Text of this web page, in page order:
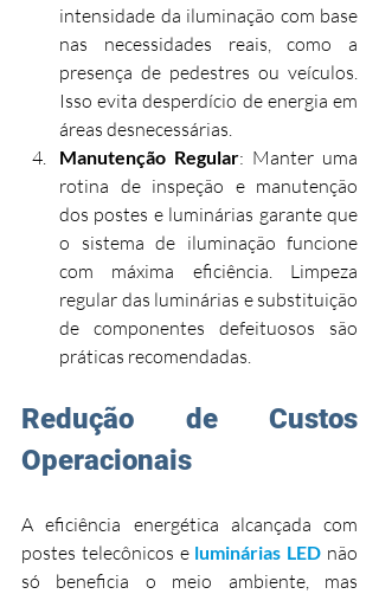
intensidade da iluminação com base
nas necessidades reais, como a
presença de pedestres ou veículos.
Isso evita desperdício de energia em
áreas desnecessárias.
Manutenção Regular: Manter uma
rotina de inspeção e manutenção
dos postes e luminárias garante que
o sistema de iluminação funcione
com máxima eficiência. Limpeza
regular das luminárias e substituição
de componentes defeituosos são
práticas recomendadas.
Redução de Custos
Operacionais
A eficiência energética alcançada com
postes telecônicos e luminárias LED não
só beneficia o meio ambiente, mas